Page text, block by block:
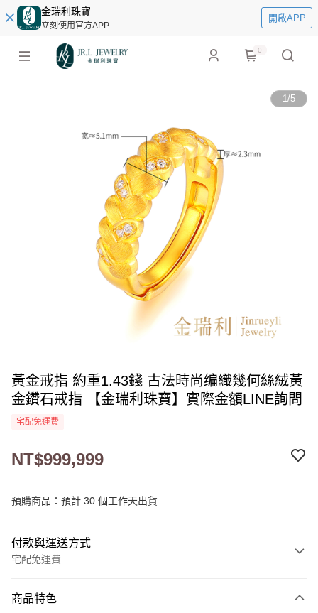
金瑞利珠寶
立刻使用官方APP
開啟APP
0
1/5
黃金戒指 約重1.43錢 古法時尚编織幾何絲絨黃
金鑽石戒指 【金瑞利珠寶】實際金額LINE詢問
宅配免運費
NT$999,999
預購商品：預計 30 個工作天出貨
付款與運送方式
宅配免運費
信用卡一次付款
商品特色